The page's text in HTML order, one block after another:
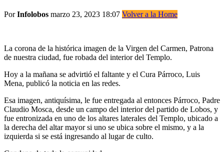
PorInfolobos marzo 23, 2023 18:07 Volver a la Home
La corona de la histórica imagen de la Virgen del Carmen, Patrona
de nuestra ciudad, fue robada del interior del Templo.
Hoy a la mañana se advirtió el faltante y el Cura Párroco, Luis
Mena, publicó la noticia en las redes.
Esa imagen, antiquísima, le fue entregada al entonces Párroco, Padre
Claudio Mosca, desde un campo del interior del partido de Lobos, y
fue entronizada en uno de los altares laterales del Templo, ubicado a
la derecha del altar mayor si uno se ubica sobre el mismo, y a la
izquierda si se está ingresando al lugar de culto.